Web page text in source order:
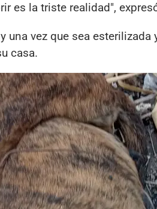
es la triste realidad",
una vez que sea esterilizada
casa.